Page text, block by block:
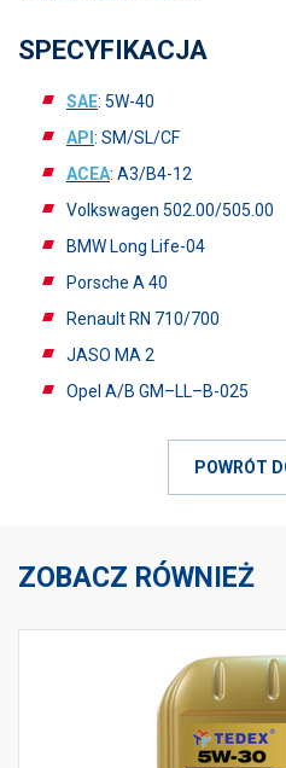
SPECYFIKACJA
SAE: 5W-40
API : SM/SL/CF
ACEA: A3/B4-12
Volkswagen 502.00/505.00
BMW Long Life-04
Porsche A 40
Renault RN 710/700
JASO MA 2
Opel A/B GM–LL–B-025
POWRÓT
ZOBACZ RÓWNIEŻ